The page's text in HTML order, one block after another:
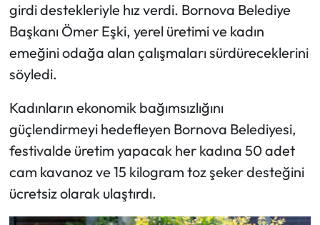
girdi destekleriyle hız verdi. Bornova Belediye
Başkanı Ömer Eşki, yerel üretimi ve kadın
emeğini odağa alan çalışmaları sürdüreceklerini
söyledi.
Kadınların ekonomik bağımsızlığını
güçlendirmeyi hedefleyen Bornova Belediyesi,
festivalde üretim yapacak her kadına 50 adet
cam kavanoz ve 15 kilogram toz şeker desteğini
ücretsiz olarak ulaştırdı.